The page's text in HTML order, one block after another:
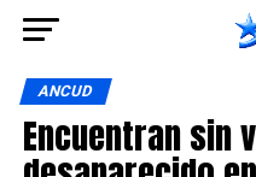
ANCUD
Encuentran sin
Ir a la